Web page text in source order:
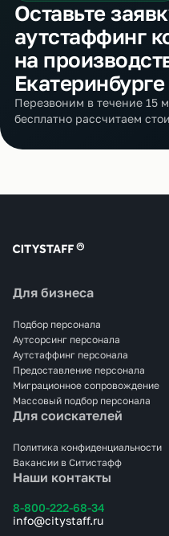
Оставьте
аутстаффинг
на
Екатеринбурге
Перезвоним в течение 15
бесплатно рассчитаем
Наши контакты
8-800-222-68-34
info@citystaff.ru
Для бизнеса
Подбор персонала
Аутсорсинг персонала
Аутстаффинг персонала
Предоставление персонала
Миграционное сопровождение
Массовый подбор персонала
Для соискателей
Политика конфиденциальности
Вакансии в Ситистафф